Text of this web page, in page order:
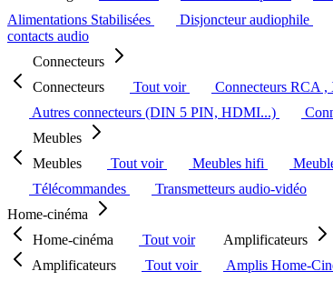
Alimentations Stabilisées
Disjoncteur audiophile
contacts audio
Connecteurs
Connecteurs
Tout voir Connecteurs RCA
Autres connecteurs (DIN 5 PIN, HDMI...)
Meubles
Meubles
Tout voir Meubles hifi
Télécommandes
Transmetteurs audio-vidéo
Home-cinéma
Home-cinéma
Tout voir
Amplificateurs
Amplificateurs
Tout voir Amplis Home-